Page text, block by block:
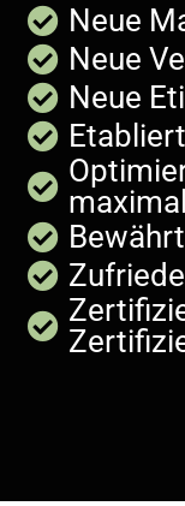
Neue
Neue
Neue